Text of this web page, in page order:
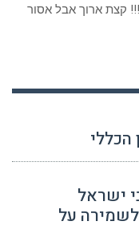
קצת ארוך אבל אסור
הכללי
ישראל
לשמירה על